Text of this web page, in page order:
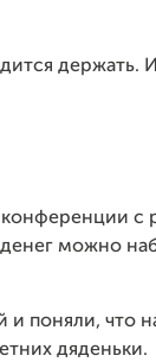
держать.
с
можно
поняли, что
дяденьки.